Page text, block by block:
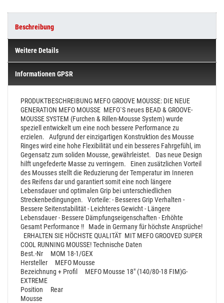
Beschreibung
Weitere Details
Informationen GPSR
PRODUKTBESCHREIBUNG MEFO GROOVE MOUSSE: DIE NEUE
GENERATION MEFO MOUSSE MEFO`S neues BEAD & GROOVE-
MOUSSE SYSTEM (Furchen & Rillen-Mousse System) wurde
speziell entwickelt um eine noch bessere Performance zu
erzielen.
Aufgrund der einzigartigen Konstruktion des Mousse
Ringes wird eine hohe Flexibilität und ein besseres Fahrgefühl, im
Gegensatz zum soliden Mousse, gewährleistet.
Das neue Design
hilft ungefederte Masse zu verringern.
Einen zusätzlichen Vorteil
des Mousses stellt die Reduzierung der Temperatur im Inneren
des Reifens dar und garantiert somit eine noch längere
Lebensdauer und optimalen Grip bei unterschiedlichen
Streckenbedingungen.
Vorteile:- Besseres Grip Verhalten -
Bessere Seitenstabilität- Leichteres Gewicht- Längere
Lebensdauer- Bessere Dämpfungseigenschaften - Erhöhte
Gesamt Performance !!
Made in Germany für höchste Ansprüche!
ERHALTEN SIE HÖCHSTE QUALITÄT MIT MEFO GROOVED SUPER
COOL RUNNING MOUSSE!Technische Daten
Best.-Nr MOM 18-1/GEX
Hersteller MEFO Mousse
Bezeichnung + Profil MEFO Mousse 18" (140/80-18 FIM)G-
EXTREME
Position Rear
Mousse